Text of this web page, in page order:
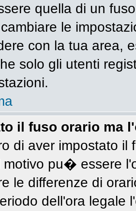
quella di un
le
con la tua area,
solo gli utenti
il fuso orario ma
di aver impostato
motivo pu� essere
le differenze di
dell'ora legale